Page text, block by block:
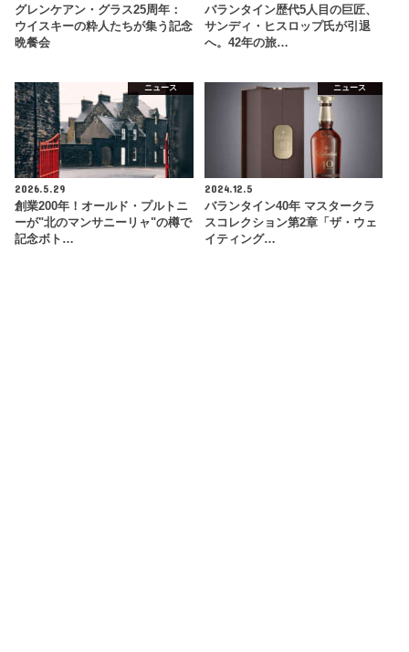
グレンケアン・グラス25周年：
ウイスキーの粋人たちが集う記念
晩餐会
バランタイン歴代5人目の巨匠、
サンディ・ヒスロップ氏が引退
へ。42年の旅…
ニュース
2026.5.29
創業200年！オールド・プルトニ
ーが"北のマンサニーリャ"の樽で
記念ボト…
ニュース
2024.12.5
バランタイン40年 マスタークラ
スコレクション第2章「ザ・ウェ
イティング…